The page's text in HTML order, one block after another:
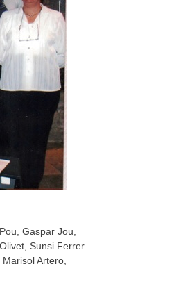
Gaspar Jou,
Sunsi Ferrer.
Artero,